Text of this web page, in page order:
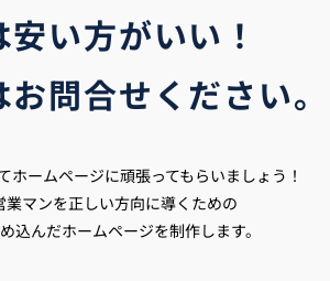
い方がいい！
問合せください。
ホームページに頑張ってもらいましょう！
業マンを正しい方向に導くための
込んだホームページを制作します。